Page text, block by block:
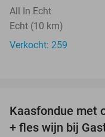
All In Echt
Echt (10 km)
Verkocht: 259
Kaasfondue met
+ fles wijn bij